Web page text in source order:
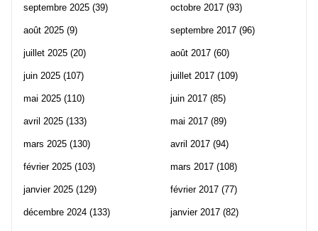
septembre 2025 (39)
août 2025 (9)
juillet 2025 (20)
juin 2025 (107)
mai 2025 (110)
avril 2025 (133)
mars 2025 (130)
février 2025 (103)
janvier 2025 (129)
décembre 2024 (133)
octobre 2017 (93)
septembre 2017 (96)
août 2017 (60)
juillet 2017 (109)
juin 2017 (85)
mai 2017 (89)
avril 2017 (94)
mars 2017 (108)
février 2017 (77)
janvier 2017 (82)